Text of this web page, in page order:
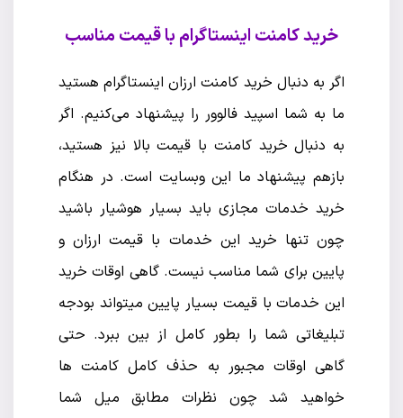
خرید کامنت اینستاگرام با قیمت مناسب
اگر به دنبال خرید کامنت ارزان اینستاگرام هستید
ما به شما اسپید فالوور را پیشنهاد می‌کنیم. اگر
به دنبال خرید کامنت با قیمت بالا نیز هستید،
بازهم پیشنهاد ما این وبسایت است. در هنگام
خرید خدمات مجازی باید بسیار هوشیار باشید
چون تنها خرید این خدمات با قیمت ارزان و
پایین برای شما مناسب نیست. گاهی اوقات خرید
این خدمات با قیمت بسیار پایین میتواند بودجه
تبلیغاتی شما را بطور کامل از بین ببرد. حتی
گاهی اوقات مجبور به حذف کامل کامنت ها
خواهید شد چون نظرات مطابق میل شما